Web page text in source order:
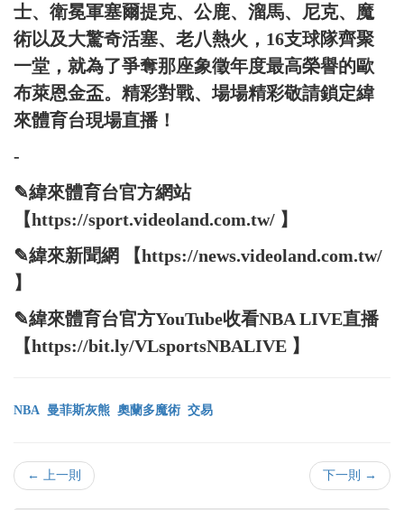
士、衛冕軍塞爾提克、公鹿、溜馬、尼克、魔
術以及大驚奇活塞、老八熱火，16支球隊齊聚
一堂，就為了爭奪那座象徵年度最高榮譽的歐
布萊恩金盃。精彩對戰、場場精彩敬請鎖定緯
來體育台現場直播！
-
✎緯來體育台官方網站
【https://sport.videoland.com.tw/ 】
✎緯來新聞網 【https://news.videoland.com.tw/
】
✎緯來體育台官方YouTube收看NBA LIVE直播
【https://bit.ly/VLsportsNBALIVE 】
NBA 曼菲斯灰熊 奧蘭多魔術 交易
← 上一則 下一則 →